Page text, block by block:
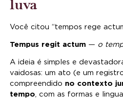
luva
Você citou “tempos rege
Tempus regit actum — o
A ideia é simples e
vaidosas: um ato (e um
compreendido no contexto
tempo, com as formas e